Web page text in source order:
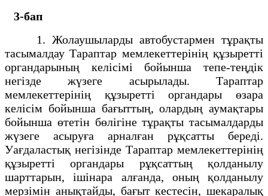
3-бап
1. Жолаушыларды автобустармен тұрақты
тасымалдау Тараптар мемлекеттерінің құзыретті
органдарының келісімі бойынша тепе-теңдік
негізде жүзеге асырылады. Тараптар
мемлекеттерінің құзыретті органдары өзара
келісім бойынша бағыттың, олардың аумақтары
бойынша өтетін бөлігіне тұрақты тасымалдарды
жүзеге асыруға арналған рұқсатты береді.
Уағдаластық негізінде Тараптар мемлекеттерінің
құзыретті органдары рұқсаттың қолданылу
шарттарын, ішінара алғанда, оның қолданылу
мерзімін анықтайды, бағыт кестесін, шекаралық